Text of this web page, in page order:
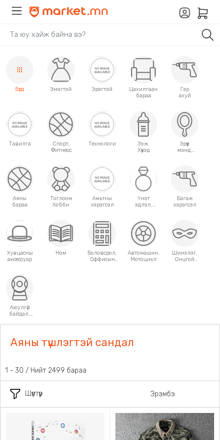
Бүгд Эмэгтэй Эрэгтэй
Цахилгаан
бараа
Гэр
ахуй
Тавилга
Спорт,
Фитнесс
Технологи
Ээж,
Хүүхэд
Эрүүл
мэнд,
Аяны
бараа
Тоглоом
Хобби
Амьтны
хэрэгсэл
Үнэт
эдлэл,
Багаж
хэрэгсэл
Хувцасны
аксессуар
Ном
Боловсрол,
Оффисын
Автомашин,
Мотоцикл
Шинэлэг,
Онцгой
Аюулгүй
байдал,
Аяны түшлэгтэй сандал
Шүүлтүүр
1 - 30 / Нийт 2499 бараа
Эрэмбэ: